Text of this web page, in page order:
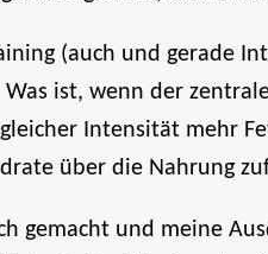
(auch und gerade
Was ist, wenn der
Intensität mehr
über die Nahrung
gemacht und meine